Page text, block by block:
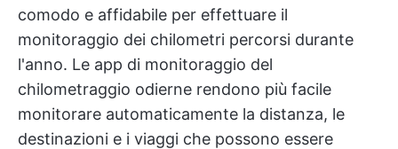
comodo e affidabile per effettuare il
monitoraggio dei chilometri percorsi durante
l'anno. Le app di monitoraggio del
chilometraggio odierne rendono più facile
monitorare automaticamente la distanza, le
destinazioni e i viaggi che possono essere